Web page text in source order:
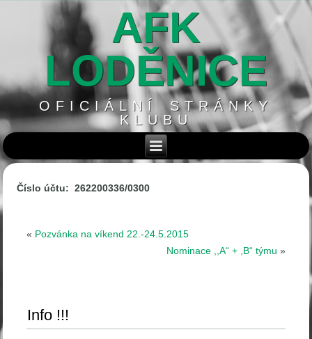
AFK
LODĚNICE
OFICIÁLNÍ STRÁNKY
KLUBU
Číslo účtu: 262200336/0300
« Pozvánka na víkend 22.-24.5.2015
Nominace ,,A“ + ,B“ týmu »
Info !!!